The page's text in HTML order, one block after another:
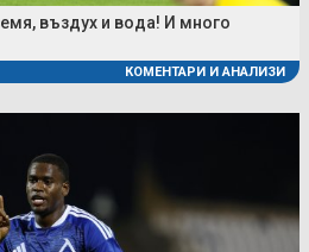
въздух и вода! И много
КОМЕНТАРИ И АНАЛИЗИ